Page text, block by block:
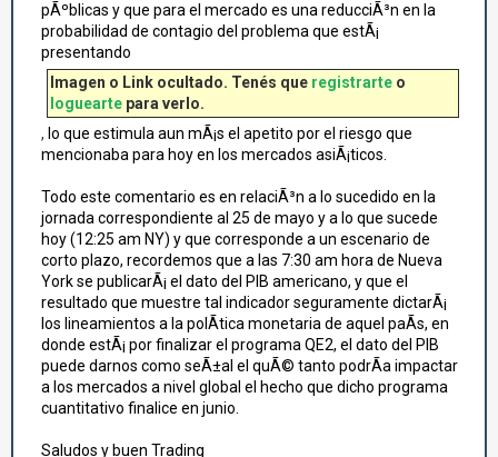
pÃºblicas y que para el mercado es una reducciÃ³n en la
probabilidad de contagio del problema que estÃ¡
presentando
Imagen o Link ocultado. Tenés que registrarte o
loguearte para verlo.
, lo que estimula aun mÃ¡s el apetito por el riesgo que
mencionaba para hoy en los mercados asiÃ¡ticos.
Todo este comentario es en relaciÃ³n a lo sucedido en la
jornada correspondiente al 25 de mayo y a lo que sucede
hoy (12:25 am NY) y que corresponde a un escenario de
corto plazo, recordemos que a las 7:30 am hora de Nueva
York se publicarÃ¡ el dato del PIB americano, y que el
resultado que muestre tal indicador seguramente dictarÃ¡
los lineamientos a la polÃ­tica monetaria de aquel paÃ­s, en
donde estÃ¡ por finalizar el programa QE2, el dato del PIB
puede darnos como seÃ±al el quÃ© tanto podrÃ­a impactar
a los mercados a nivel global el hecho que dicho programa
cuantitativo finalice en junio.
Saludos y buen Trading